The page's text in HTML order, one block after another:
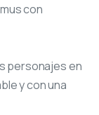
con
personajes en
y con una